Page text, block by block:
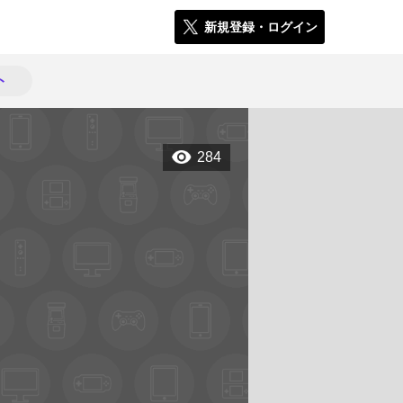
新規登録・ログイン
284